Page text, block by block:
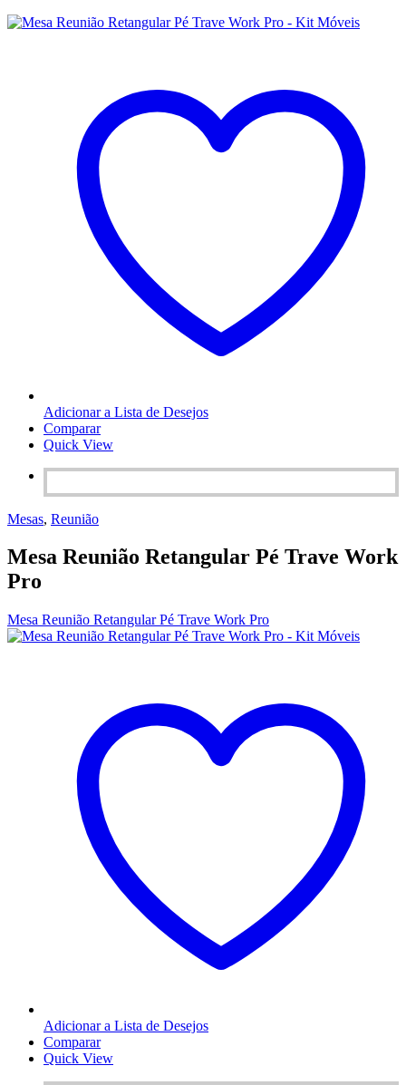
Adicionar a Lista de Desejos
Comparar
Quick View
Mesas, Reunião
Mesa Reunião Retangular Pé Trave Work
Pro
Mesa Reunião Retangular Pé Trave Work Pro
Adicionar a Lista de Desejos
Comparar
Quick View